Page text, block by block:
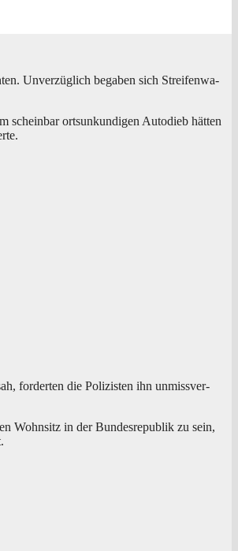
Unver­züg­lich bega­ben sich Strei­fen­wa­
schein­bar orts­un­kun­di­gen Auto­dieb hät­ten
for­der­ten die Poli­zis­ten ihn unmiss­ver­
Wohn­sitz in der Bun­des­re­pu­blik zu sein,